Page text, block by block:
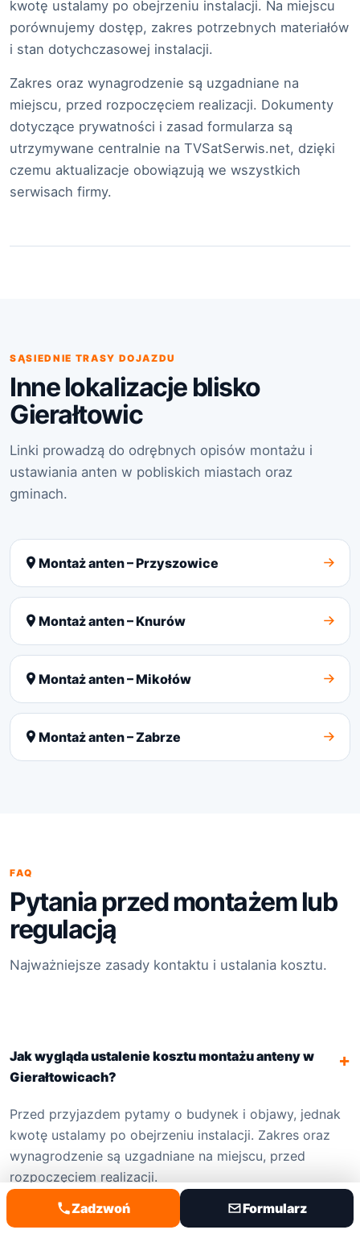
kwotę ustalamy po obejrzeniu instalacji. Na miejscu
porównujemy dostęp, zakres potrzebnych materiałów
i stan dotychczasowej instalacji.
Zakres oraz wynagrodzenie są uzgadniane na
miejscu, przed rozpoczęciem realizacji. Dokumenty
dotyczące prywatności i zasad formularza są
utrzymywane centralnie na TVSatSerwis.net, dzięki
czemu aktualizacje obowiązują we wszystkich
serwisach firmy.
SĄSIEDNIE TRASY DOJAZDU
Inne lokalizacje blisko
Gierałtowic
Linki prowadzą do odrębnych opisów montażu i
ustawiania anten w pobliskich miastach oraz
gminach.
Montaż anten – Przyszowice
Montaż anten – Knurów
Montaż anten – Mikołów
Montaż anten – Zabrze
FAQ
Pytania przed montażem lub
regulacją
Najważniejsze zasady kontaktu i ustalania kosztu.
Jak wygląda ustalenie kosztu montażu anteny w
Gierałtowicach?
+
Przed przyjazdem pytamy o budynek i objawy, jednak
kwotę ustalamy po obejrzeniu instalacji. Zakres oraz
wynagrodzenie są uzgadniane na miejscu, przed
rozpoczęciem realizacji.
Czy można poprawić tylko ustawienie starej anteny
Zadzwoń Formularz